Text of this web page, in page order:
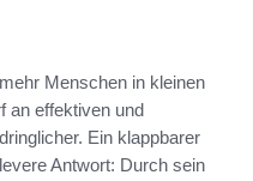
Menschen in kleinen
an effektiven und
Ein klappbarer
Antwort: Durch sein